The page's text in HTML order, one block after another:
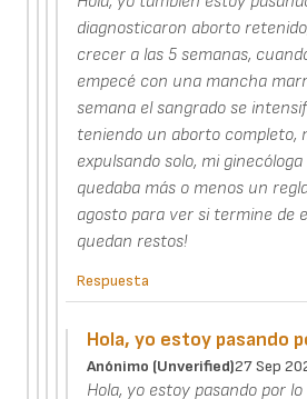
diagnosticaron aborto
crecer a las 5 semanas,
empecé con una mancha
semana el sangrado se
teniendo un aborto completo,
expulsando solo, mi
quedaba más o menos un
agosto para ver si termine de
quedan restos!
Respuesta
Hola, yo estoy pasando
Anónimo (unverified)27 Sep
Hola, yo estoy pasando por